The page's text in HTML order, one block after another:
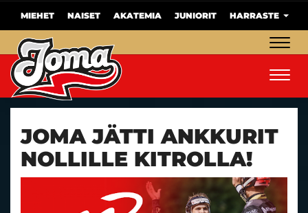
MIEHET NAISET AKATEMIA JUNIORIT HARRASTE
JOMA JÄTTI ANKKURIT
NOLLILLE KITROLLA!